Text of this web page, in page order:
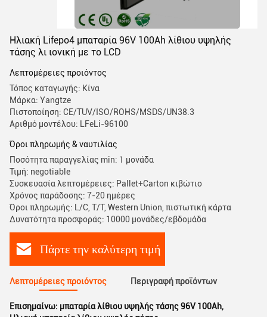
Ηλιακή Lifepo4 μπαταρία 96V 100Ah λίθιου υψηλής
τάσης λι ιονική με το LCD
Λεπτομέρειες προιόντος
Τόπος καταγωγής: Κίνα
Μάρκα: Yangtze
Πιστοποίηση: CE/TUV/ISO/ROHS/MSDS/UN38.3
Αριθμό μοντέλου: LFeLi-96100
Όροι πληρωμής & ναυτιλίας
Ποσότητα παραγγελίας min: 1 μονάδα
Τιμή: negotiable
Συσκευασία λεπτομέρειες: Pallet+Carton κιβώτιο
Χρόνος παράδοσης: 7-20 ημέρες
Όροι πληρωμής: L/C, T/T, Western Union, πιστωτική κάρτα
Δυνατότητα προσφοράς: 10000 μονάδες/εβδομάδα
Πάρτε την καλύτερη τιμή
Λεπτομέρειες προιόντος Περιγραφή προϊόντων
Επισημαίνω: μπαταρία λίθιου υψηλής τάσης 96V 100Ah,